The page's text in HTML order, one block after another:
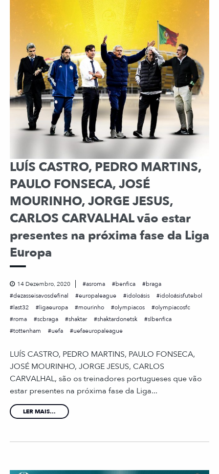
LUÍS CASTRO, PEDRO MARTINS,
PAULO FONSECA, JOSÉ
MOURINHO, JORGE JESUS,
CARLOS CARVALHAL vão estar
presentes na próxima fase da Liga
Europa
14 Dezembro, 2020 asroma benfica
braga
dezasseisavosdefinal
europaleague idoloásis
idoloásisfutebol
last32
ligaeuropa mourinho olympiacos
olympiacosfc
roma
scbraga shaktar shaktardonetsk
slbenfica
tottenham
uefa uefaeuropaleague
LUÍS CASTRO, PEDRO MARTINS, PAULO FONSECA,
JOSÉ MOURINHO, JORGE JESUS, CARLOS
CARVALHAL, são os treinadores portugueses que vão
estar presentes na próxima fase da Liga...
LER MAIS...